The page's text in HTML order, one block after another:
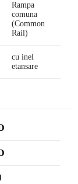
Rampa
comuna
(Common
Rail)
cu inel
etansare